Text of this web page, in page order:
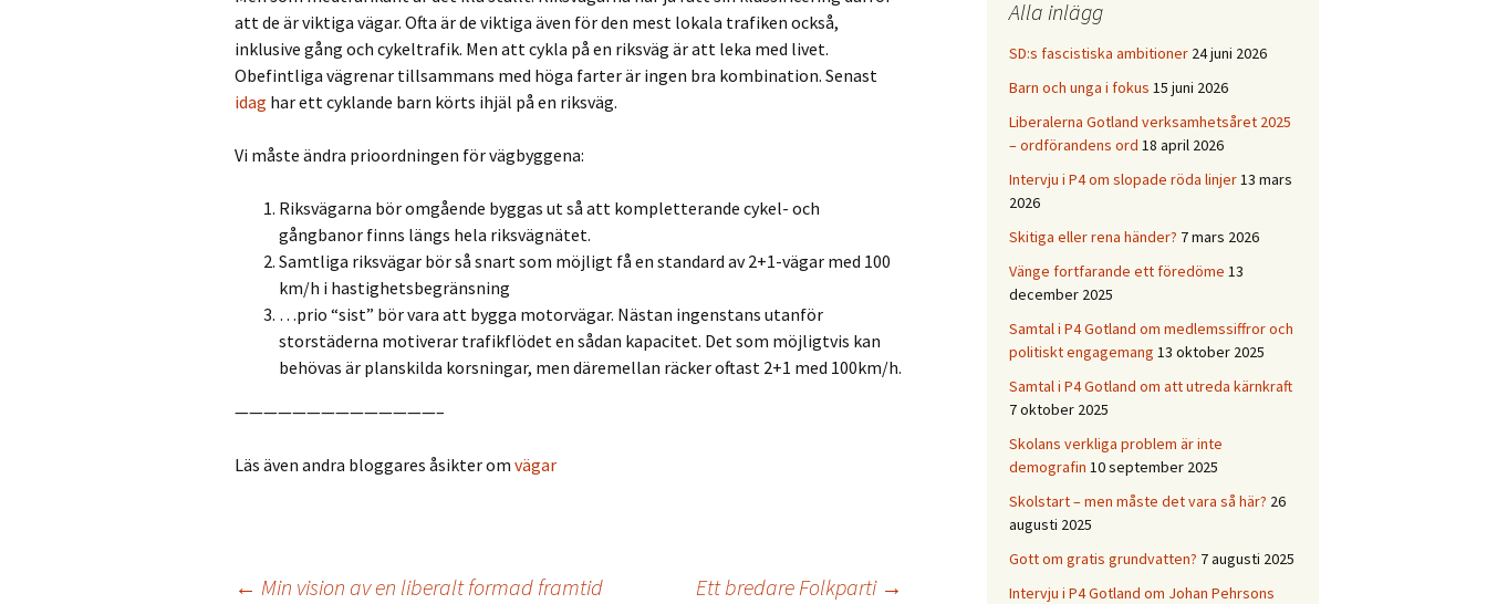
att de är viktiga vägar. Ofta är de viktiga även för den mest lokala trafiken också,
inklusive gång och cykeltrafik. Men att cykla på en riksväg är att leka med livet.
Obefintliga vägrenar tillsammans med höga farter är ingen bra kombination. Senast
idag har ett cyklande barn körts ihjäl på en riksväg.
Vi måste ändra prioordningen för vägbyggena:
Riksvägarna bör omgående byggas ut så att kompletterande cykel- och
gångbanor finns längs hela riksvägnätet.
Samtliga riksvägar bör så snart som möjligt få en standard av 2+1-vägar med 100
km/h i hastighetsbegränsning
…prio “sist” bör vara att bygga motorvägar. Nästan ingenstans utanför
storstäderna motiverar trafikflödet en sådan kapacitet. Det som möjligtvis kan
behövas är planskilda korsningar, men däremellan räcker oftast 2+1 med 100km/h.
——————————————–
Läs även andra bloggares åsikter om vägar
← Min vision av en liberalt formad framtid Ett bredare Folkparti →
Alla inlägg
SD:s fascistiska ambitioner 24 juni 2026
Barn och unga i fokus 15 juni 2026
Liberalerna Gotland verksamhetsåret 2025
– ordförandens ord 18 april 2026
Intervju i P4 om slopade röda linjer13 mars
2026
Skitiga eller rena händer? 7 mars 2026
Vänge fortfarande ett föredöme 13
december 2025
Samtal i P4 Gotland om medlemssiffror och
politiskt engagemang 13 oktober 2025
Samtal i P4 Gotland om att utreda kärnkraft
7 oktober 2025
Skolans verkliga problem är inte
demografin 10 september 2025
Skolstart – men måste det vara så här? 26
augusti 2025
Gott om gratis grundvatten? 7 augusti 2025
Intervju i P4 Gotland om Johan Pehrsons